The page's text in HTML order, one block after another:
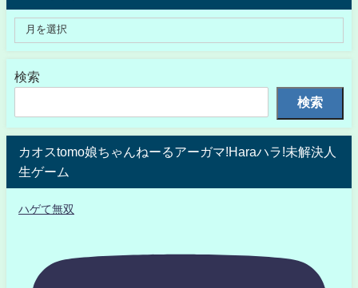
検索
検索
カオスtomo娘ちゃんねーるアーガマ!Haraハラ!未解決人
生ゲーム
ハゲて無双